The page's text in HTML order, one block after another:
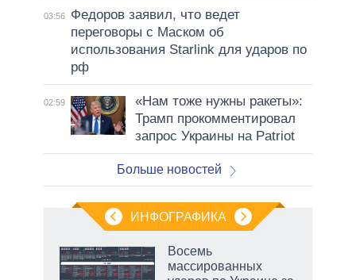
03:56
Федоров заявил, что ведет
переговоры с Маском об
использования Starlink для ударов по
рф
02:59
«Нам тоже нужны ракеты»:
Трамп прокомментировал
запрос Украины на Patriot
Больше новостей
ИНФОГРАФИКА
Восемь
массированных